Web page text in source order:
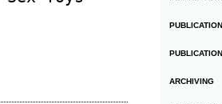
ARCHIVING